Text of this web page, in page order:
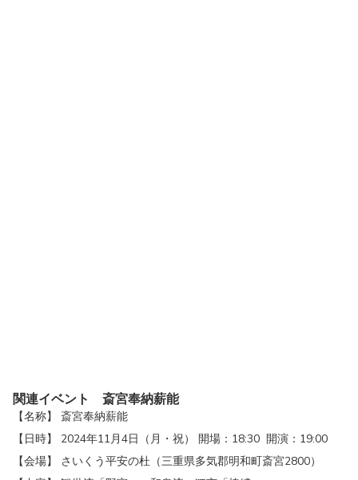
関連イベント斎宮奉納薪能
【名称】 斎宮奉納薪能
【日時】 2024年11月4日（月・祝） 開場：18:30 開演：19:00
【会場】 さいくう平安の杜（三重県多気郡明和町斎宮2800）